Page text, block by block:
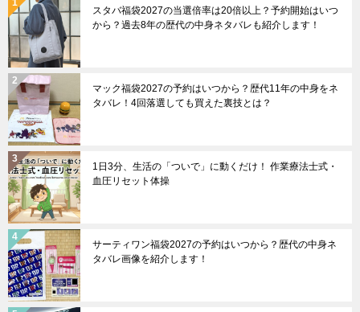
スタバ福袋2027の当選倍率は20倍以上？予約開始はいつ
から？過去8年の歴代の中身ネタバレも紹介します！
マック福袋2027の予約はいつから？歴代11年の中身をネ
タバレ！4回落選しても買えた裏技とは？
1日3分、生活の「ついで」に動くだけ！ 作業療法士式・
血圧リセット体操
サーティワン福袋2027の予約はいつから？歴代の中身ネ
タバレ画像を紹介します！